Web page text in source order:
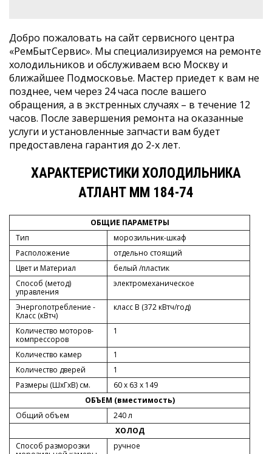
Добро пожаловать на сайт сервисного центра
«РемБытСервис». Мы специализируемся на ремонте
холодильников и обслуживаем всю Москву и
ближайшее Подмосковье. Мастер приедет к вам не
позднее, чем через 24 часа после вашего
обращения, а в экстренных случаях – в течение 12
часов. После завершения ремонта на оказанные
услуги и установленные запчасти вам будет
предоставлена гарантия до 2-х лет.
ХАРАКТЕРИСТИКИ ХОЛОДИЛЬНИКА
АТЛАНТ ММ 184-74
ОБЩИЕ ПАРАМЕТРЫ
Тип
морозильник-шкаф
Расположение
отдельно стоящий
Цвет и Материал
белый /пластик
Способ (метод)
управления
электромеханическое
Энергопотребление -
Класс (кВтч)
класс B (372 кВтч/год)
Количество моторов-
компрессоров
1
Количество камер
1
Количество дверей
1
Размеры (ШxГxВ) см.
60 x 63 x 149
ОБЪЕМ (вместимость)
Общий объем
240 л
ХОЛОД
Способ разморозки
ручное